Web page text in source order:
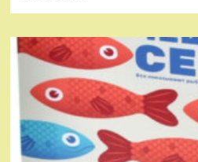
(EU)
Настольная
игра
Hobby
World
Звездные
Наследие